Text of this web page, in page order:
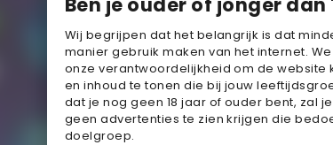
Wij begrijpen dat het belangrijk is dat
manier gebruik maken van het internet.
onze verantwoordelijkheid om de website
en inhoud te tonen die bij jouw
dat je nog geen 18 jaar of ouder bent, zal
geen advertenties te zien krijgen die
doelgroep.